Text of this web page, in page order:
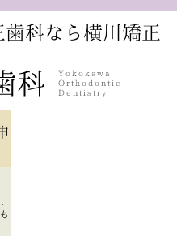
科なら横川矯正